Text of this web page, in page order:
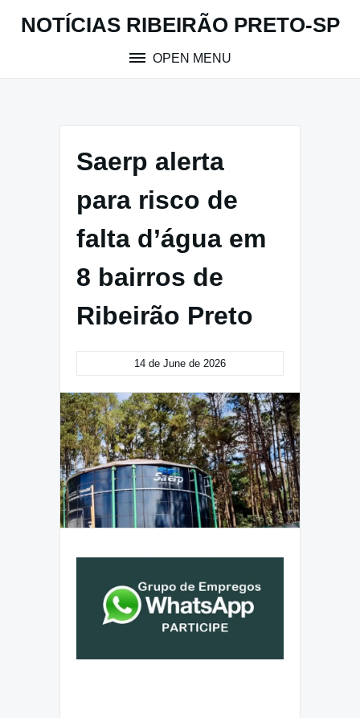
NOTÍCIAS RIBEIRÃO PRETO-SP
OPEN MENU
Saerp alerta
para risco de
falta d’água em
8 bairros de
Ribeirão Preto
14 de June de 2026